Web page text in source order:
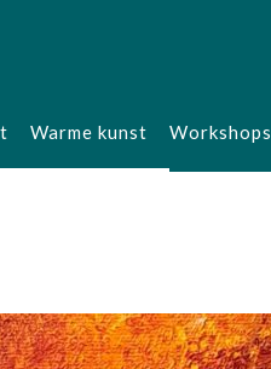
Warme kunst Workshops